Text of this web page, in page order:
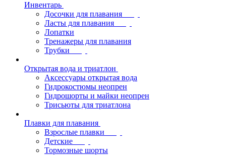
Инвентарь
Досочки для плавания
Ласты для плавания
Лопатки
Тренажеры для плавания
Трубки
Открытая вода и триатлон
Аксессуары открытая вода
Гидрокостюмы неопрен
Гидрошорты и майки неопрен
Трисьюты для триатлона
Плавки для плавания
Взрослые плавки
Детские
Тормозные шорты